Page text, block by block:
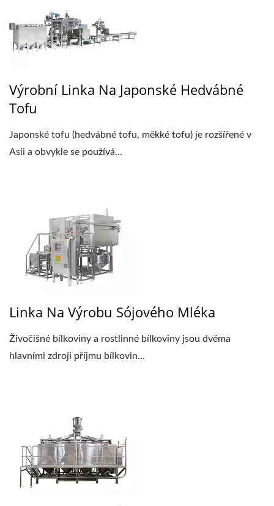
Výrobní Linka Na Japonské Hedvábné
Tofu
Japonské tofu (hedvábné tofu, měkké tofu) je rozšířené v
Asii a obvykle se používá...
Linka Na Výrobu Sójového Mléka
Živočišné bílkoviny a rostlinné bílkoviny jsou dvěma
hlavními zdroji příjmu bílkovin...